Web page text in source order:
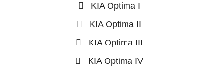
KIA Optima I
KIA Optima II
KIA Optima III
KIA Optima IV